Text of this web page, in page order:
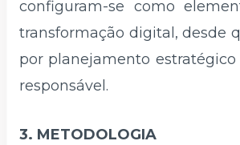
configuram-se como
transformação digital, desde
por planejamento estratégico
responsável.
3. METODOLOGIA